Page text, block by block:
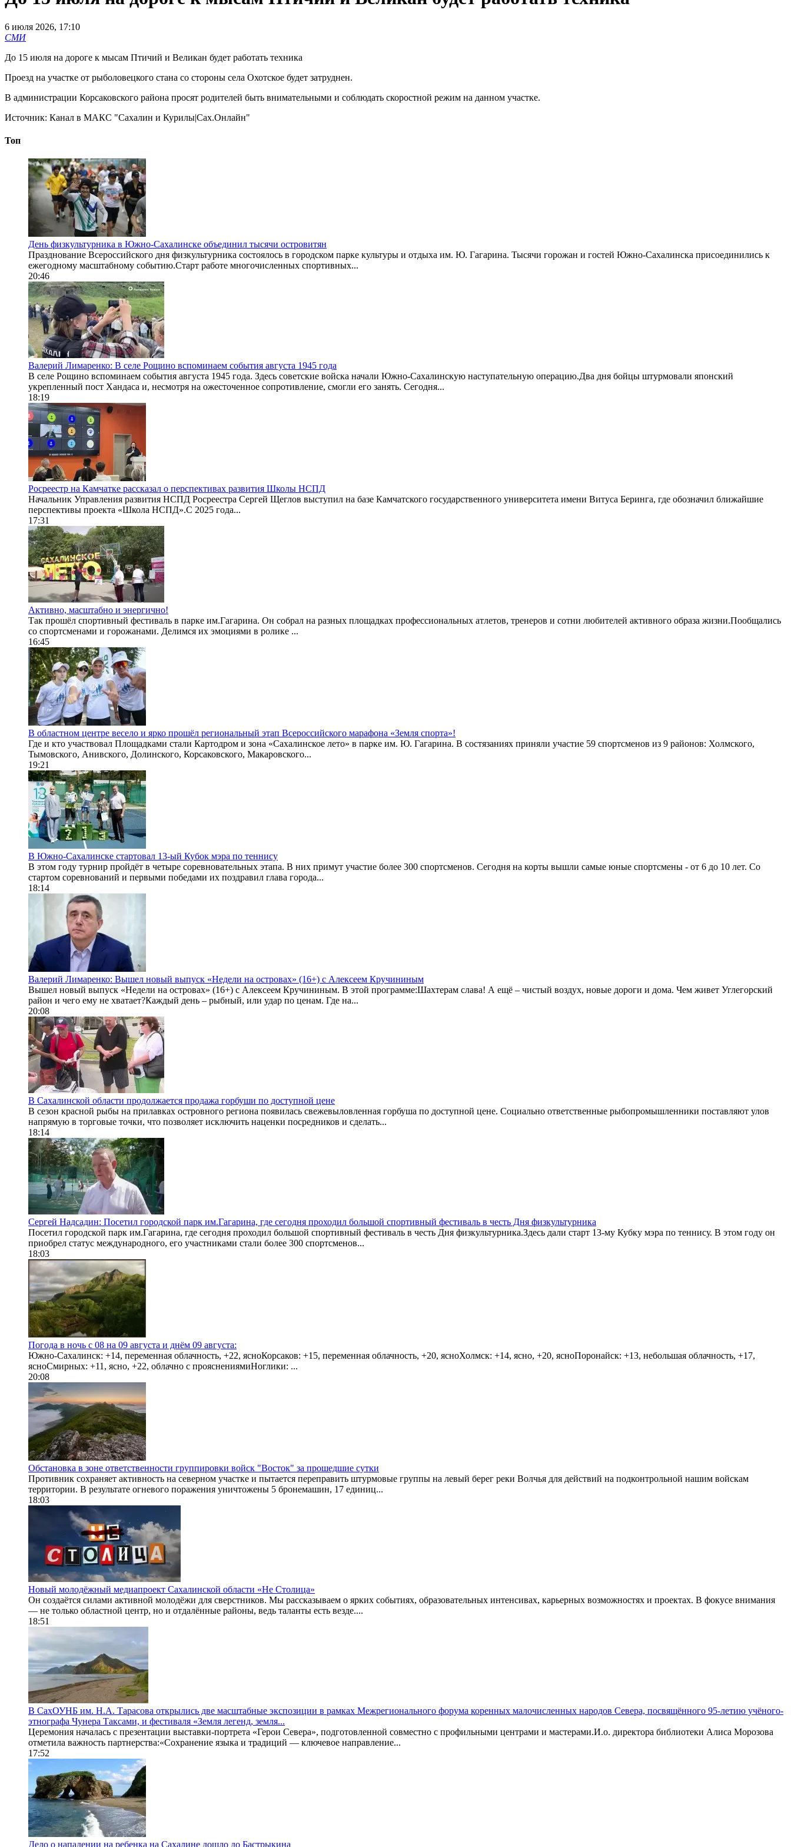
6 июля 2026, 17:10
СМИ
До 15 июля на дороге к мысам Птичий и Великан будет работать техника
Проезд на участке от рыболовецкого стана со стороны села Охотское будет затруднен.
В администрации Корсаковского района просят родителей быть внимательными и соблюдать скоростной режим на данном участке.
Источник: Канал в МАКС "Сахалин и Курилы|Сах.Онлайн"
Топ
День физкультурника в Южно-Сахалинске объединил тысячи островитян
Празднование Всероссийского дня физкультурника состоялось в городском парке культуры и отдыха им. Ю. Гагарина. Тысячи горожан и гостей Южно-Сахалинска присоединились к
ежегодному масштабному событию.Старт работе многочисленных спортивных...
20:46
Валерий Лимаренко: В селе Рощино вспоминаем события августа 1945 года
В селе Рощино вспоминаем события августа 1945 года. Здесь советские войска начали Южно-Сахалинскую наступательную операцию.Два дня бойцы штурмовали японский
укрепленный пост Хандаса и, несмотря на ожесточенное сопротивление, смогли его занять. Сегодня...
18:19
Росреестр на Камчатке рассказал о перспективах развития Школы НСПД
Начальник Управления развития НСПД Росреестра Сергей Щеглов выступил на базе Камчатского государственного университета имени Витуса Беринга, где обозначил ближайшие
перспективы проекта «Школа НСПД».С 2025 года...
17:31
Активно, масштабно и энергично!
Так прошёл спортивный фестиваль в парке им.Гагарина. Он собрал на разных площадках профессиональных атлетов, тренеров и сотни любителей активного образа жизни.Пообщались
со спортсменами и горожанами. Делимся их эмоциями в ролике ...
16:45
В областном центре весело и ярко прошёл региональный этап Всероссийского марафона «Земля спорта»!
Где и кто участвовал Площадками стали Картодром и зона «Сахалинское лето» в парке им. Ю. Гагарина. В состязаниях приняли участие 59 спортсменов из 9 районов: Холмского,
Тымовского, Анивского, Долинского, Корсаковского, Макаровского...
19:21
В Южно-Сахалинске стартовал 13-ый Кубок мэра по теннису
В этом году турнир пройдёт в четыре соревновательных этапа. В них примут участие более 300 спортсменов. Сегодня на корты вышли самые юные спортсмены - от 6 до 10 лет. Со
стартом соревнований и первыми победами их поздравил глава города...
18:14
Валерий Лимаренко: Вышел новый выпуск «Недели на островах» (16+) с Алексеем Кручининым
Вышел новый выпуск «Недели на островах» (16+) с Алексеем Кручининым. В этой программе:Шахтерам слава! А ещё – чистый воздух, новые дороги и дома. Чем живет Углегорский
район и чего ему не хватает?Каждый день – рыбный, или удар по ценам. Где на...
20:08
В Сахалинской области продолжается продажа горбуши по доступной цене
В сезон красной рыбы на прилавках островного региона появилась свежевыловленная горбуша по доступной цене. Социально ответственные рыбопромышленники поставляют улов
напрямую в торговые точки, что позволяет исключить наценки посредников и сделать...
18:14
Сергей Надсадин: Посетил городской парк им.Гагарина, где сегодня проходил большой спортивный фестиваль в честь Дня физкультурника
Посетил городской парк им.Гагарина, где сегодня проходил большой спортивный фестиваль в честь Дня физкультурника.Здесь дали старт 13-му Кубку мэра по теннису. В этом году он
приобрел статус международного, его участниками стали более 300 спортсменов...
18:03
Погода в ночь с 08 на 09 августа и днём 09 августа:
Южно-Сахалинск: +14, переменная облачность, +22, ясноКорсаков: +15, переменная облачность, +20, ясноХолмск: +14, ясно, +20, ясноПоронайск: +13, небольшая облачность, +17,
ясноСмирных: +11, ясно, +22, облачно с прояснениямиНоглики: ...
20:08
Обстановка в зоне ответственности группировки войск "Восток" за прошедшие сутки
Противник сохраняет активность на северном участке и пытается переправить штурмовые группы на левый берег реки Волчья для действий на подконтрольной нашим войскам
территории. В результате огневого поражения уничтожены 5 бронемашин, 17 единиц...
18:03
Новый молодёжный медиапроект Сахалинской области «Не Столица»
Он создаётся силами активной молодёжи для сверстников. Мы рассказываем о ярких событиях, образовательных интенсивах, карьерных возможностях и проектах. В фокусе внимания
— не только областной центр, но и отдалённые районы, ведь таланты есть везде....
18:51
В СахОУНБ им. Н.А. Тарасова открылись две масштабные экспозиции в рамках Межрегионального форума коренных малочисленных народов Севера, посвящённого 95-летию учёного-
этнографа Чунера Таксами, и фестиваля «Земля легенд, земля...
Церемония началась с презентации выставки-портрета «Герои Севера», подготовленной совместно с профильными центрами и мастерами.И.о. директора библиотеки Алиса Морозова
отметила важность партнерства:«Сохранение языка и традиций — ключевое направление...
17:52
Дело о нападении на ребенка на Сахалине дошло до Бастрыкина